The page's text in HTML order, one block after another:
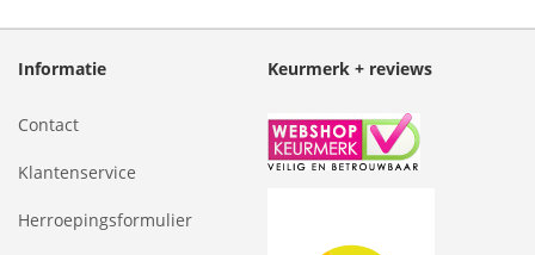
Informatie
Contact
Klantenservice
Herroepingsformulier
Keurmerk + reviews